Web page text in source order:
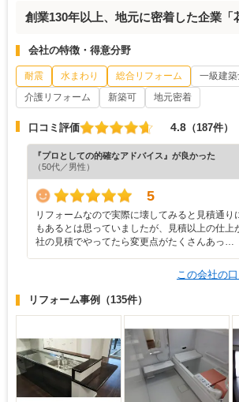
創業130年以上、地元に密着した企業「
会社の特徴・得意分野
耐震 水まわり 総合リフォーム 一級建
介護リフォーム
新築可 地元密着
口コミ評価 4.8 （187件）
『プロとしての的確なアドバイス』が良かった
（50代／男性）
5
リフォームなので実際に壊してみると見積通り
もあるとは思っていましたが、見積以上の仕上
社の見積でやってたら変更点がたくさんあっ…
この会社の
リフォーム事例 （135件）